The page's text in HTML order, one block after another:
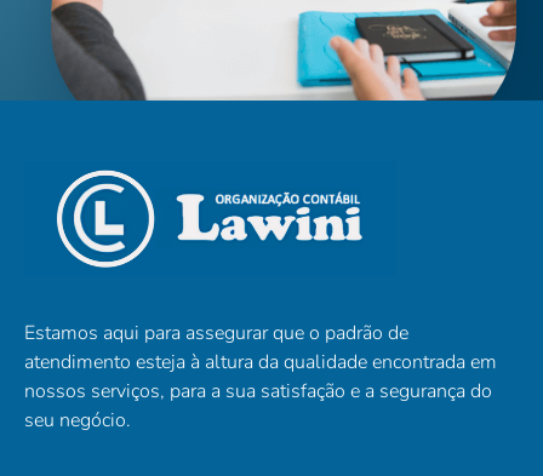
Estamos aqui para assegurar que o padrão de
atendimento esteja à altura da qualidade encontrada em
nossos serviços, para a sua satisfação e a segurança do
seu negócio.